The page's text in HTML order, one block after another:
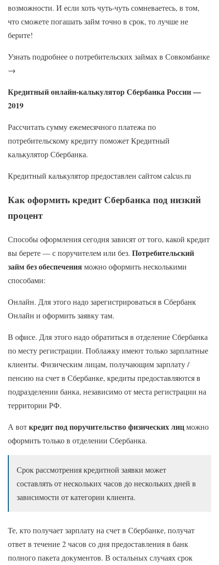
возможности. И если хоть чуть-чуть сомневаетесь, в том,
что сможете погашать займ точно в срок, то лучше не
берите!
Узнать подробнее о потребительских займах в Совкомбанке
→
Кредитный онлайн-калькулятор Сбербанка России —
2019
Рассчитать сумму ежемесячного платежа по
потребительскому кредиту поможет Кредитный
калькулятор Сбербанка.
Кредитный калькулятор предоставлен сайтом calcus.ru
Как оформить кредит Сбербанка под низкий
процент
Способы оформления сегодня зависят от того, какой кредит
вы берете — с поручителем или без. Потребительский
займ без обеспеченияможно оформить несколькими
способами:
Онлайн. Для этого надо зарегистрироваться в Сбербанк
Онлайн и оформить заявку там.
В офисе. Для этого надо обратиться в отделение Сбербанка
по месту регистрации. Поблажку имеют только зарплатные
клиенты. Физическим лицам, получающим зарплату /
пенсию на счет в Сбербанке, кредиты предоставляются в
подразделении банка, независимо от места регистрации на
территории РФ.
А воткредит под поручительство физических лицможно
оформить только в отделении Сбербанка.
Срок рассмотрения кредитной заявки может
составлять от нескольких часов до нескольких дней в
зависимости от категории клиента.
Те, кто получает зарплату на счет в Сбербанке, получат
ответ в течение 2 часов со дня предоставления в банк
полного пакета документов. В остальных случаях срок